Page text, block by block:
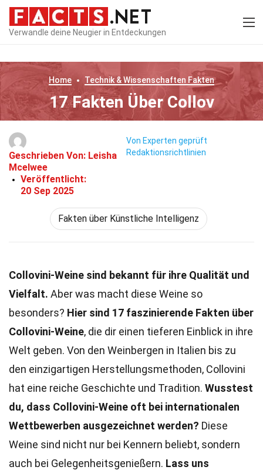
Verwandle deine Neugier in Entdeckungen
Home Technik & Wissenschaften Fakten
17 Fakten Über Collov
Geschrieben Von: Leisha
Mcelwee
Veröffentlicht:
20 Sep 2025
Von Experten geprüft
Redaktionsrichtlinien
Fakten über Künstliche Intelligenz
Collovini-Weine sind bekannt für ihre Qualität und
Vielfalt. Aber was macht diese Weine so
besonders? Hier sind 17 faszinierende Fakten über
Collovini-Weine, die dir einen tieferen Einblick in ihre
Welt geben. Von den Weinbergen in Italien bis zu
den einzigartigen Herstellungsmethoden, Collovini
hat eine reiche Geschichte und Tradition. Wusstest
du, dass Collovini-Weine oft bei internationalen
Wettbewerben ausgezeichnet werden? Diese
Weine sind nicht nur bei Kennern beliebt, sondern
auch bei Gelegenheitsgenießern. Lass uns